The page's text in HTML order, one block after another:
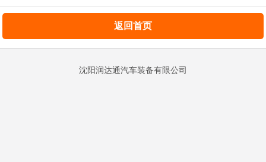
返回首页
沈阳润达通汽车装备有限公司